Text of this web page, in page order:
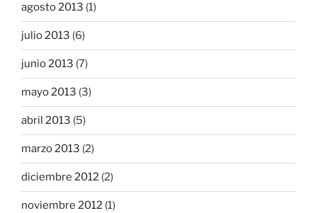
agosto 2013 (1)
julio 2013 (6)
junio 2013 (7)
mayo 2013 (3)
abril 2013 (5)
marzo 2013 (2)
diciembre 2012 (2)
noviembre 2012 (1)